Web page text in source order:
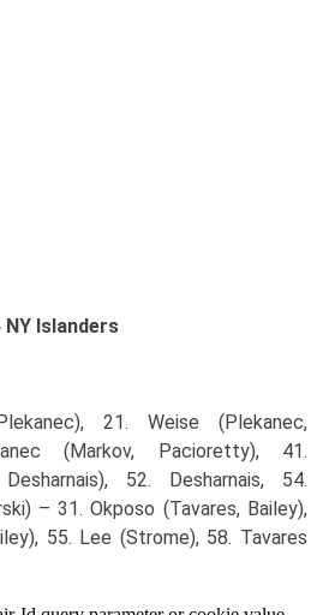
Islanders
21. Weise (Plekanec,
(Markov, Pacioretty), 41.
52. Desharnais, 54.
– 31. Okposo (Tavares, Bailey),
55. Lee (Strome), 58. Tavares